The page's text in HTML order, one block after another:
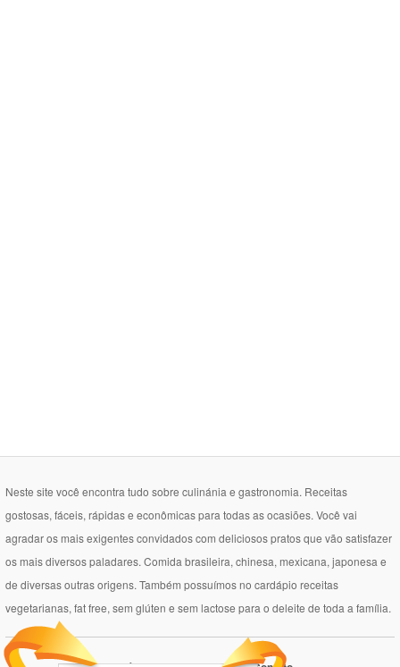
Neste site você encontra tudo sobre culinánia e gastronomia. Receitas
gostosas, fáceis, rápidas e econômicas para todas as ocasiões. Você vai
agradar os mais exigentes convidados com deliciosos pratos que vão satisfazer
os mais diversos paladares. Comida brasileira, chinesa, mexicana, japonesa e
de diversas outras origens. Também possuímos no cardápio receitas
vegetarianas, fat free, sem glúten e sem lactose para o deleite de toda a família.